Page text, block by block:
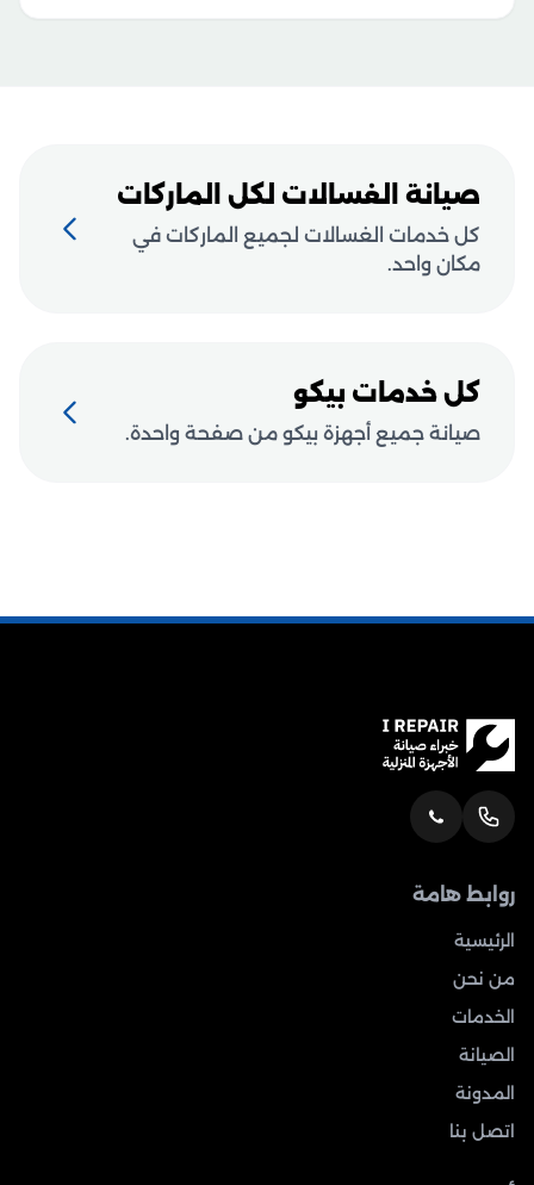
صيانة الغسالات لكل الماركات
كل خدمات الغسالات لجميع الماركات في
مكان واحد.
كل خدمات بيكو
صيانة جميع أجهزة بيكو من صفحة واحدة.
روابط هامة
الرئيسية
من نحن
الخدمات
الصيانة
المدونة
اتصل بنا